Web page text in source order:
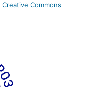
Creative Commons